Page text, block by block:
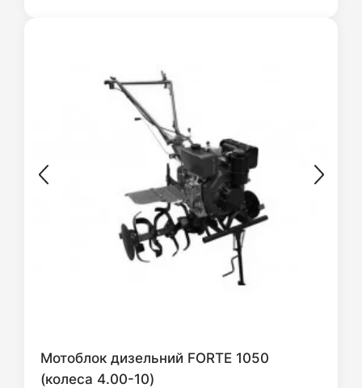
Мотоблок дизельний FORTE 1050
(колеса 4.00-10)